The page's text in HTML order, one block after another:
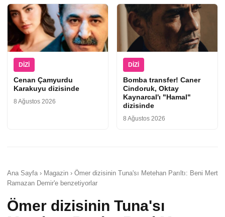
DIZI
Cenan Çamyurdu
Karakuyu dizisinde
8 Ağustos 2026
DIZI
Bomba transfer! Caner
Cindoruk, Oktay
Kaynarcal'ı "Hamal"
dizisinde
8 Ağustos 2026
Ana Sayfa › Magazin › Ömer dizisinin Tuna'sı Metehan Parıltı: Beni Mert
Ramazan Demir'e benzetiyorlar
Ömer dizisinin Tuna'sı